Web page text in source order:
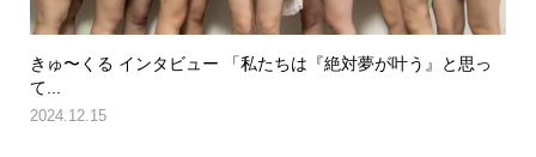
きゅ〜くる インタビュー 「私たちは『絶対夢が叶う』と思っ
て...
2024.12.15